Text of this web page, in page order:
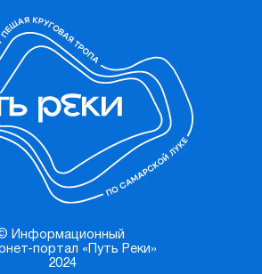
Информационный
портал «Путь Реки»
2024